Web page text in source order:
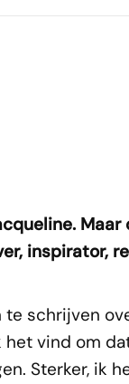
inspirator,
te schrijven
vind om
Sterker, ik